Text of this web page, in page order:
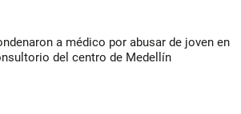
a médico por abusar de joven en
del centro de Medellín